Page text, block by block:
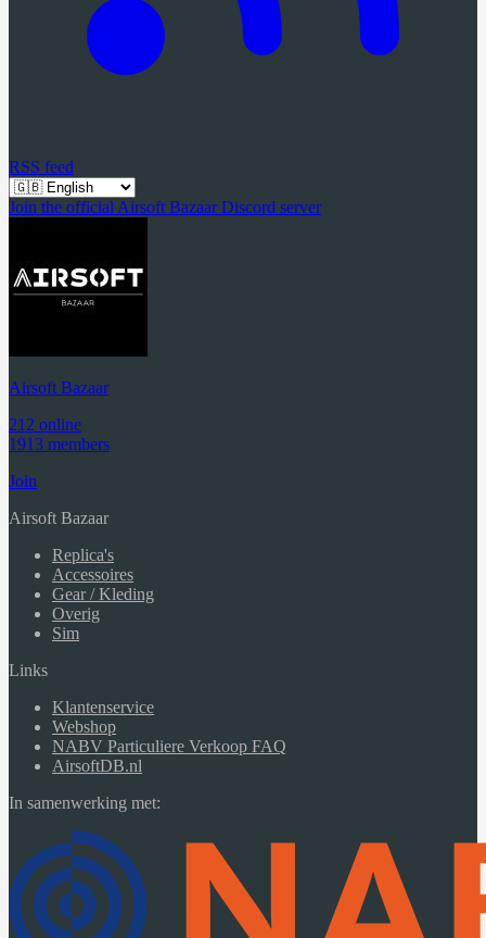
RSS feed
Join the official Airsoft Bazaar Discord server
Airsoft Bazaar
212 online
1913 members
Join
Airsoft Bazaar
Replica's
Accessoires
Gear / Kleding
Overig
Sim
Links
Klantenservice
Webshop
NABV Particuliere Verkoop FAQ
AirsoftDB.nl
In samenwerking met: